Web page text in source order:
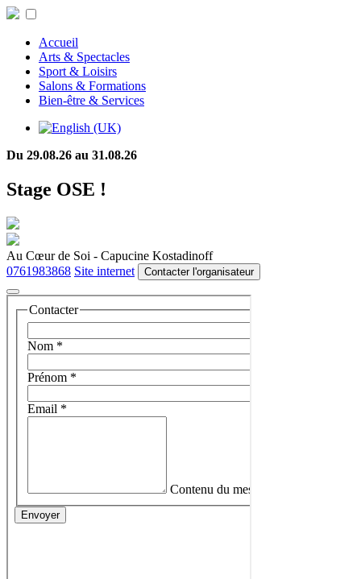
Accueil
Arts & Spectacles
Sport & Loisirs
Salons & Formations
Bien-être & Services
Du 29.08.26 au 31.08.26
Stage OSE !
Au Cœur de Soi - Capucine Kostadinoff
0761983868 Site internet Contacter l'organisateur